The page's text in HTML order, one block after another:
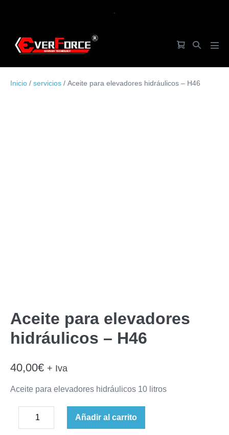
Carrito
compra
Alternar
Inicio / servicios / Aceite para elevadores hidráulicos – H46
Aceite para elevadores
hidráulicos – H46
40,00€ + Iva
Aceite para elevadores hidráulicos 10 litros
Disminuir
Aceite
para
Añadir al carrito